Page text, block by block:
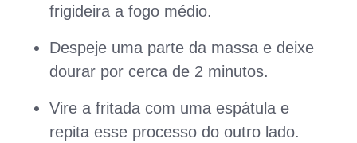
frigideira a fogo médio.
Despeje uma parte da massa e deixe
dourar por cerca de 2 minutos.
Vire a fritada com uma espátula e
repita esse processo do outro lado.